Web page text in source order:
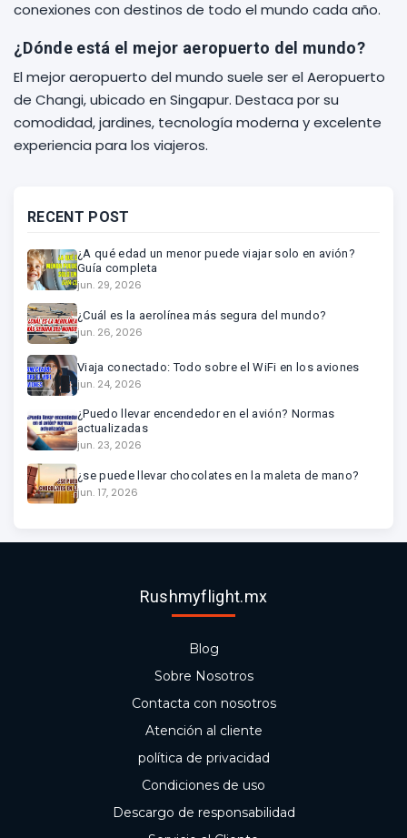
conexiones con destinos de todo el mundo cada año.
¿Dónde está el mejor aeropuerto del mundo?
El mejor aeropuerto del mundo suele ser el Aeropuerto
de Changi, ubicado en Singapur. Destaca por su
comodidad, jardines, tecnología moderna y excelente
experiencia para los viajeros.
RECENT POST
¿A qué edad un menor puede viajar solo en avión?
Guía completa
jun. 29, 2026
¿Cuál es la aerolínea más segura del mundo?
jun. 26, 2026
Viaja conectado: Todo sobre el WiFi en los aviones
jun. 24, 2026
¿Puedo llevar encendedor en el avión? Normas
actualizadas
jun. 23, 2026
¿se puede llevar chocolates en la maleta de mano?
jun. 17, 2026
Rushmyflight.mx
Blog
Sobre Nosotros
Contacta con nosotros
Atención al cliente
política de privacidad
Condiciones de uso
Descargo de responsabilidad